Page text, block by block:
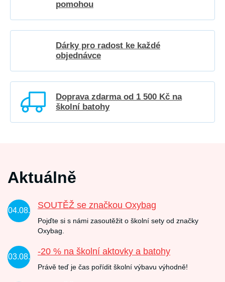
pomohou
Dárky pro radost ke každé
objednávce
Doprava zdarma od 1 500 Kč na
školní batohy
Aktuálně
04.08.
SOUTĚŽ se značkou Oxybag
Pojďte si s námi zasoutěžit o školní sety od značky
Oxybag.
03.08.
-20 % na školní aktovky a batohy
Právě teď je čas pořídit školní výbavu výhodně!